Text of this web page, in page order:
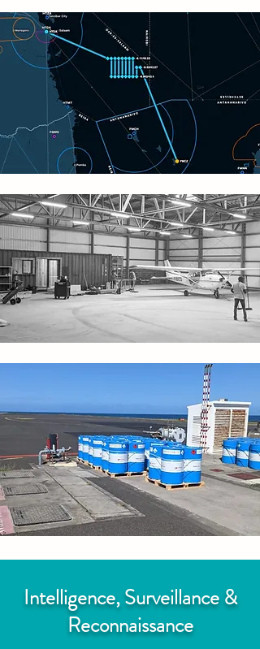
Intelligence, Surveillance &
Reconnaissance